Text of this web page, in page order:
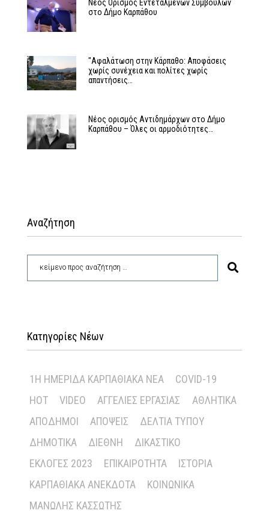
Νέος Ορισμός Εντεταλμένων Συμβούλων
στο Δήμο Καρπάθου
"Αφαλάτωση στην Κάρπαθο: Αποφάσεις
χωρίς συνέχεια και πολίτες χωρίς
απαντήσεις…
Νέος ορισμός Αντιδημάρχων στο Δήμο
Καρπάθου – Όλες οι αρμοδιότητες…
Αναζήτηση
Κατηγορίες Νέων
1Η ΗΜΕΡΊΔΑ ΚΑΡΠΑΘΙΑΚΆ ΝΈΑ
COVID-19
HOT
VIDEO ΑΓΓΕΛΊΕΣ ΕΡΓΑΣΊΑΣ
ΑΘΛΗΤΙΚΆ
ΑΠΌΔΗΜΟΙ
ΑΠΌΨΕΙΣ
ΔΕΛΤΊΑ ΤΎΠΟΥ
ΔΗΜΟΤΙΚΆ
ΔΙΕΘΝΉ
ΔΙΚΑΣΤΙΚΌ
ΕΚΛΟΓΈΣ 2023
ΕΠΙΚΑΙΡΌΤΗΤΑ
ΙΣΤΟΡΊΑ
ΚΑΡΠΑΘΙΑΚΆ ΑΝΈΚΔΟΤΑ
ΚΟΙΝΩΝΙΚΆ
ΜΑΝΏΛΗΣ ΚΑΣΣΏΤΗΣ